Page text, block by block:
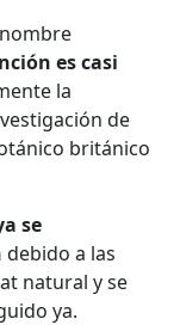
es casi
la
de
británico
se
debido a las
natural y se
ya.